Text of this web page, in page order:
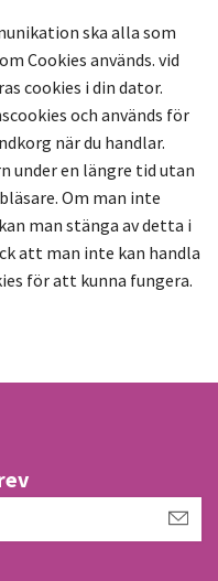
ska alla som
Cookies används. vid
cookies i din dator.
och används för
när du handlar.
under en längre tid utan
Om man inte
man stänga av detta i
att man inte kan handla
för att kunna fungera.